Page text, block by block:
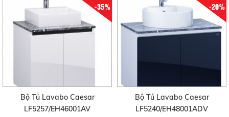
-35%
Bộ Tủ Lavabo Caesar
LF5257/EH46001AV
-20%
Bộ Tủ Lavabo Caesar
LF5240/EH48001ADV